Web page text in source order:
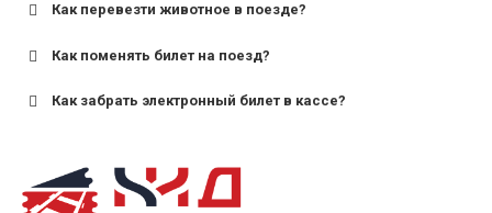
для пригородных поездов — от 7 лет.
Как перевезти животное в поезде?
Как поменять билет на поезд?
Как забрать электронный билет в кассе?
назвав кассиру 14-значный номер заказа;